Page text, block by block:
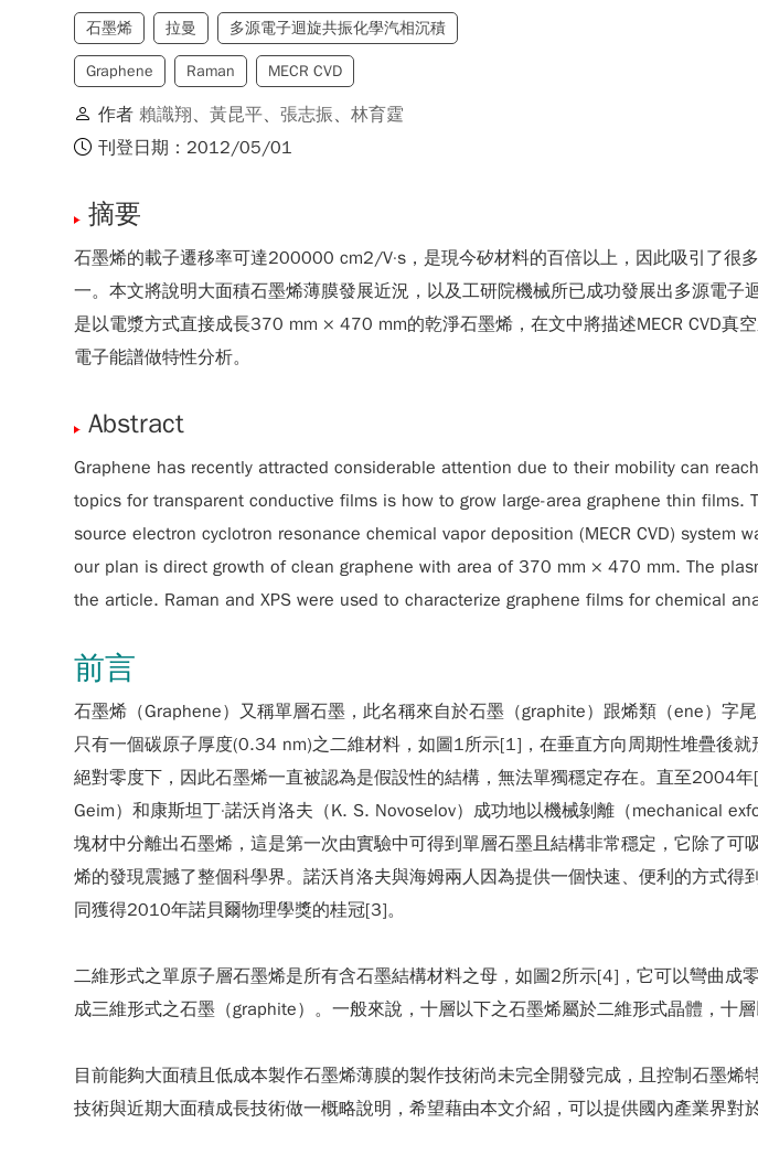
石墨烯 拉曼 多源電子迴旋共振化學汽相沉積
Graphene Raman MECR CVD
作者賴識翔、黃昆平、張志振、林育霆
刊登日期：2012/05/01
摘要
石墨烯的載子遷移率可達200000 cm2/V·s，是現今矽材料的百倍以上，因此吸引了很
一。本文將說明大面積石墨烯薄膜發展近況，以及工研院機械所已成功發展出多源電
是以電漿方式直接成長370 mm × 470 mm的乾淨石墨烯，在文中將描述MECR CVD真
電子能譜做特性分析。
Abstract
Graphene has recently attracted considerable attention due to their mobility can
topics for transparent conductive films is how to grow large-area graphene thin
source electron cyclotron resonance chemical vapor deposition (MECR CVD)
our plan is direct growth of clean graphene with area of 370 mm × 470 mm. The
the article. Raman and XPS were used to characterize graphene films for chemical
前言
石墨烯（Graphene）又稱單層石墨，此名稱來自於石墨（graphite）跟烯類（ene）字
只有一個碳原子厚度(0.34 nm)之二維材料，如圖1所示[1]，在垂直方向周期性堆疊後
絕對零度下，因此石墨烯一直被認為是假設性的結構，無法單獨穩定存在。直至2004
Geim）和康斯坦丁·諾沃肖洛夫（K. S. Novoselov）成功地以機械剝離（mechanical
塊材中分離出石墨烯，這是第一次由實驗中可得到單層石墨且結構非常穩定，它除了
烯的發現震撼了整個科學界。諾沃肖洛夫與海姆兩人因為提供一個快速、便利的方式
同獲得2010年諾貝爾物理學獎的桂冠[3]。
二維形式之單原子層石墨烯是所有含石墨結構材料之母，如圖2所示[4]，它可以彎曲
成三維形式之石墨（graphite）。一般來說，十層以下之石墨烯屬於二維形式晶體，十
目前能夠大面積且低成本製作石墨烯薄膜的製作技術尚未完全開發完成，且控制石墨
技術與近期大面積成長技術做一概略說明，希望藉由本文介紹，可以提供國內產業界對